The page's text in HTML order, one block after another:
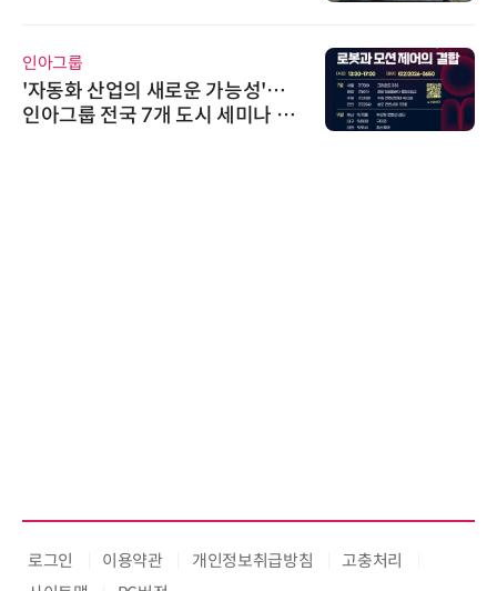
인아그룹
'자동화 산업의 새로운 가능성'…
인아그룹 전국 7개 도시 세미나 페
로그인 이용약관 개인정보취급방침
고충처리